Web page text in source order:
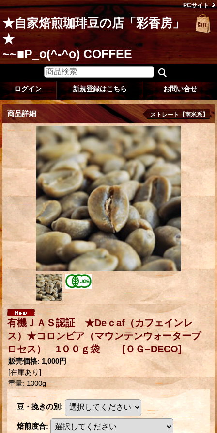
PCサイト
★自家焙煎珈琲豆の店「彩香房」
★
~~■P_o(^-^o) COFFEE
ログイン 新規登録はこちら お問い合せ
商品詳細 ストレート【南米系】
有機ＪＡＳ認証 ★Deｃaf（カフェインレ
ス）★コロンビア（マウンテンウォータープ
ロセス） 1００ｇ袋 [ＯＧ−DECO]
販売価格: 1,000円
[在庫あり]
重量:1000g
豆・挽きの別 :
焙煎度合: